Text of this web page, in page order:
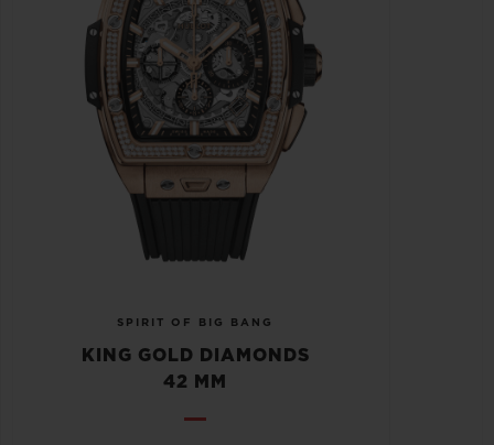
SPIRIT OF BIG BANG
KING GOLD DIAMONDS
42 MM